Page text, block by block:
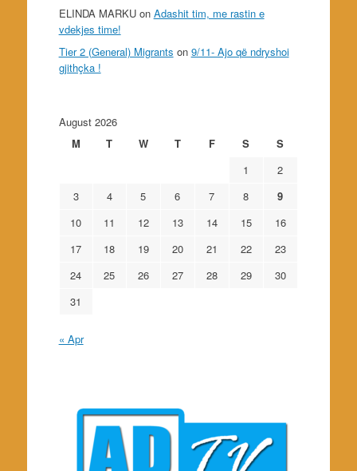
ELINDA MARKUon Adashit tim, me rastin e
vdekjes time!
Tier 2 (General) Migrants on 9/11- Ajo që ndryshoi
gjithçka !
August 2026
M
T W T F S
S
1
2
3
4 5 6 7 8
9
10
11 12 13 14 15
16
17
18 19 20 21 22
23
24
25 26 27 28 29
30
31
« Apr